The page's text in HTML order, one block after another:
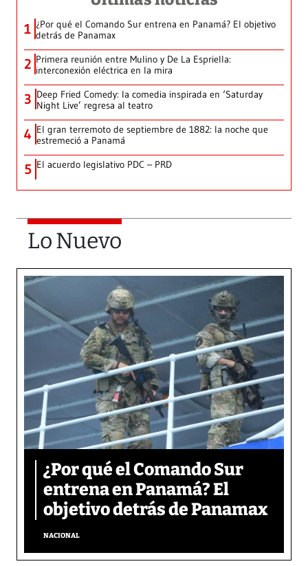
1 ¿Por qué el Comando Sur entrena en Panamá? El objetivo
detrás de Panamax
2 Primera reunión entre Mulino y De La Espriella:
interconexión eléctrica en la mira
3 Deep Fried Comedy: la comedia inspirada en ‘Saturday
Night Live’ regresa al teatro
4 El gran terremoto de septiembre de 1882: la noche que
estremeció a Panamá
5 El acuerdo legislativo PDC – PRD
Lo Nuevo
¿Por qué el Comando Sur
entrena en Panamá? El
objetivo detrás de Panamax
NACIONAL